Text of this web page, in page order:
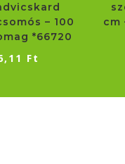
– 100
*66720
Ft
cm